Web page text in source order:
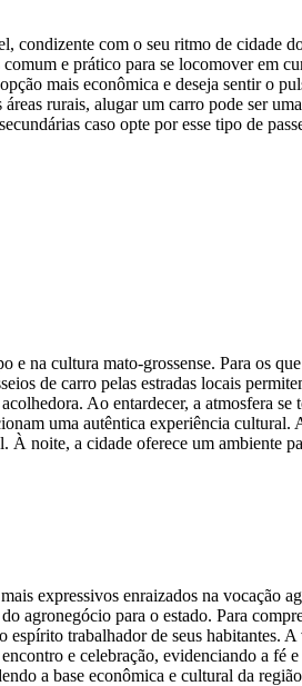
com o seu ritmo de cidade
e prático para se locomover em
mais econômica e deseja sentir o
rurais, alugar um carro pode ser
caso opte por esse tipo de
na cultura mato-grossense. Para os
de carro pelas estradas locais
Ao entardecer, a atmosfera
uma autêntica experiência
a cidade oferece um ambiente
expressivos enraizados na vocação
agronegócio para o estado. Para
trabalhador de seus
e celebração, evidenciando a fé
a base econômica e cultural da